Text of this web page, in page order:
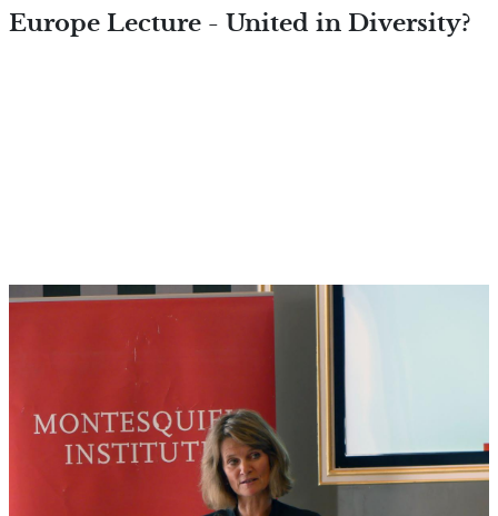
Overslaan en naar de inhoud
Europe Lecture - United in Diversity?